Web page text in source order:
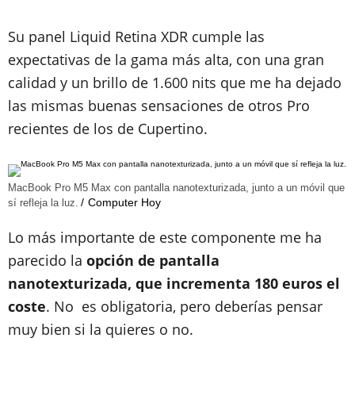
Su panel Liquid Retina XDR cumple las
expectativas de la gama más alta, con una gran
calidad y un brillo de 1.600 nits que me ha dejado
las mismas buenas sensaciones de otros Pro
recientes de los de Cupertino.
MacBook Pro M5 Max con pantalla nanotexturizada, junto a un móvil que
sí refleja la luz.
Computer Hoy
Lo más importante de este componente me ha
parecido la opción de pantalla
nanotexturizada, que incrementa 180 euros el
coste. No es obligatoria, pero deberías pensar
muy bien si la quieres o no.